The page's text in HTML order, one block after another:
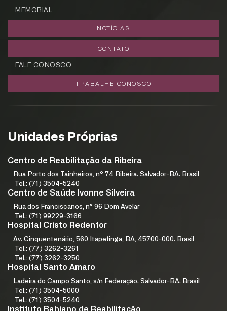
MEMORIAL
NOTÍCIAS
CONTATO
FALE CONOSCO
TRABALHE CONOSCO
Unidades Próprias
Centro de Reabilitação da Ribeira
Rua Porto dos Tainheiros, nº 74 Ribeira. Salvador-BA. Brasil
Tel.: (71) 3504-5240
Centro de Saúde Ivonne Silveira
Rua dos Franciscanos, n° 96 Dom Avelar
Tel.: (71) 99229-3166
Hospital Cristo Redentor
Av. Cinquentenário, 560 Itapetinga, BA, 45700-000. Brasil
Tel.: (77) 3262-3261
Tel.: (77) 3262-3250
Hospital Santo Amaro
Ladeira do Campo Santo, s/n Federação. Salvador-BA. Brasil
Tel.: (71) 3504-5000
Tel.: (71) 3504-5240